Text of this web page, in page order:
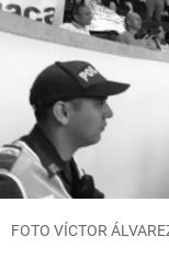
FOTO VÍCTOR